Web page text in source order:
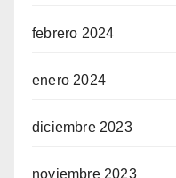
febrero 2024
enero 2024
diciembre 2023
noviembre 2023